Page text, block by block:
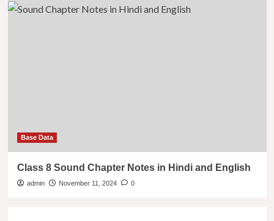
Base Data
Class 8 Sound Chapter Notes in Hindi and English
admin November 11, 2024 0